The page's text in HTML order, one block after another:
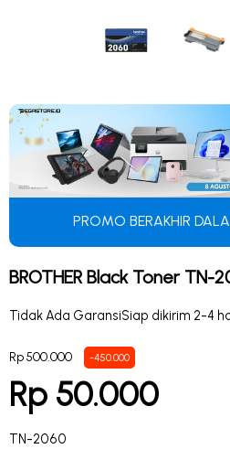
PROMO BERAKHIR
BROTHER Black Toner TN-
Tidak Ada GaransiSiap dikirim 2-4
Rp 500.000 -450.000
Rp 50.000
TN-2060